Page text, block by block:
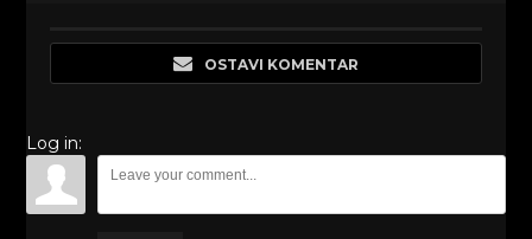
OSTAVI KOMENTAR
Log in: